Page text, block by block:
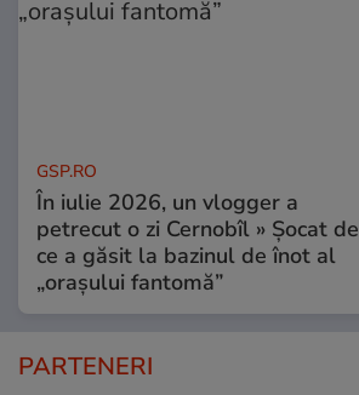
GSP.RO
În iulie 2026, un vlogger a
petrecut o zi Cernobîl » Șocat de
ce a găsit la bazinul de înot al
„orașului fantomă”
PARTENERI